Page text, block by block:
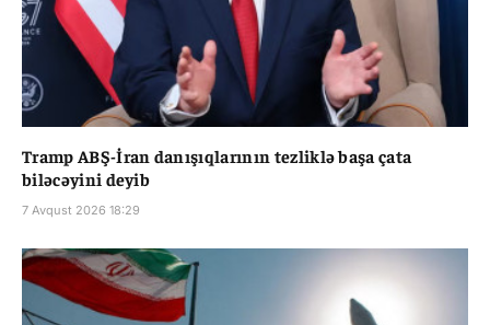
Tramp ABŞ-İran danışıqlarının tezliklə başa çata
biləcəyini deyib
7 Avqust 2026 18:29